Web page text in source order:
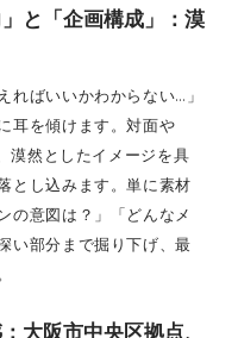
と「企画構成」：漠
ればいいかわからない…」
耳を傾けます。対面や
漠然としたイメージを具
とし込みます。単に素材
の意図は？」「どんなメ
い部分まで掘り下げ、最
大阪市中央区拠点、